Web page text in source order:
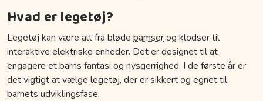
Hvad er legetøj?
Legetøj kan være alt fra bløde bamserog klodser til
interaktive elektriske enheder. Det er designet til at
engagere et barns fantasi og nysgerrighed. I de første år er
det vigtigt at vælge legetøj, der er sikkert og egnet til
barnets udviklingsfase.